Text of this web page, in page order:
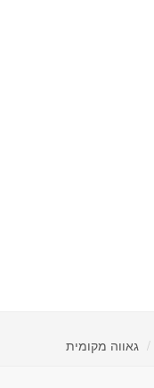
גאווה מקומית